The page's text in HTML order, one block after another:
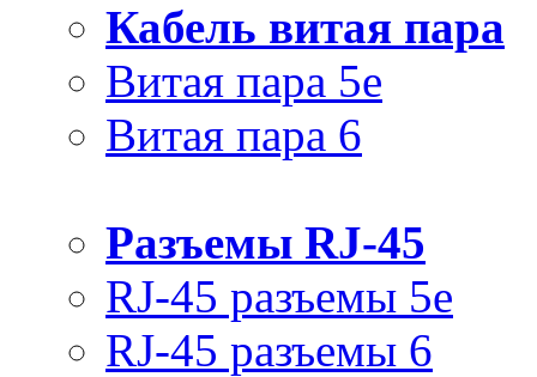
Кабель витая пара
Витая пара 5e
Витая пара 6
Разъемы RJ-45
RJ-45 разъемы 5e
RJ-45 разъемы 6